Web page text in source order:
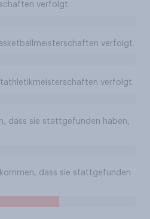
verfolgt.
verfolgt.
verfolgt.
dass sie stattgefunden haben,
dass sie stattgefunden